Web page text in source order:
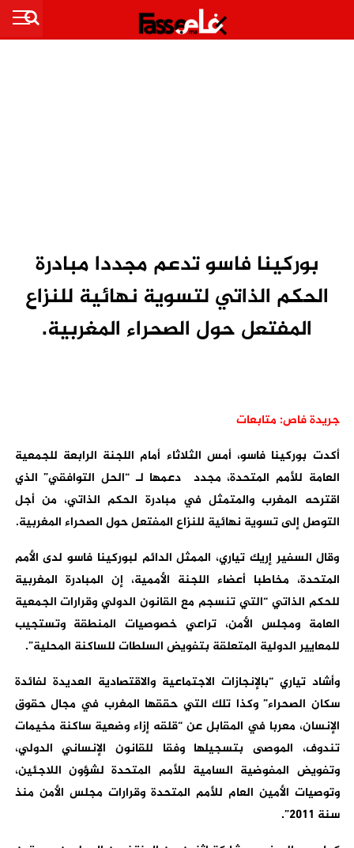
بوركينا فاسو تدعم مجددا مبادرة
الحكم الذاتي لتسوية نهائية للنزاع
المفتعل حول الصحراء المغربية.
جريدة فاص: متابعات
أكدت بوركينا فاسو، أمس الثلاثاء أمام اللجنة الرابعة للجمعية
العامة للأمم المتحدة، مجدد دعمها لـ “الحل التوافقي” الذي
اقترحه المغرب والمتمثل في مبادرة الحكم الذاتي، من أجل
التوصل إلى تسوية نهائية للنزاع المفتعل حول الصحراء المغربية.
وقال السفير إريك تياري، الممثل الدائم لبوركينا فاسو لدى الأمم
المتحدة، مخاطبا أعضاء اللجنة الأممية، إن المبادرة المغربية
للحكم الذاتي “التي تنسجم مع القانون الدولي وقرارات الجمعية
العامة ومجلس الأمن، تراعي خصوصيات المنطقة وتستجيب
للمعايير الدولية المتعلقة بتفويض السلطات للساكنة المحلية”.
وأشاد تياري “بالإنجازات الاجتماعية والاقتصادية العديدة لفائدة
سكان الصحراء” وكذا تلك التي حققها المغرب في مجال حقوق
الإنسان، معربا في المقابل عن “قلقه إزاء وضعية ساكنة مخيمات
تندوف، الموصى بتسجيلها وفقا للقانون الإنساني الدولي،
وتفويض المفوضية السامية للأمم المتحدة لشؤون اللاجئين،
وتوصيات الأمين العام للأمم المتحدة وقرارات مجلس الأمن منذ
سنة 2011”.